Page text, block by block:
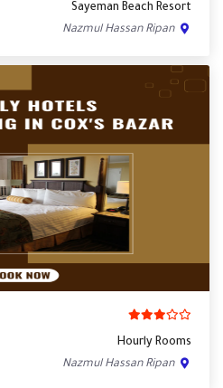
Sayeman Beach Resort
Nazmul Hassan Ripan
Hourly Rooms
Nazmul Hassan Ripan